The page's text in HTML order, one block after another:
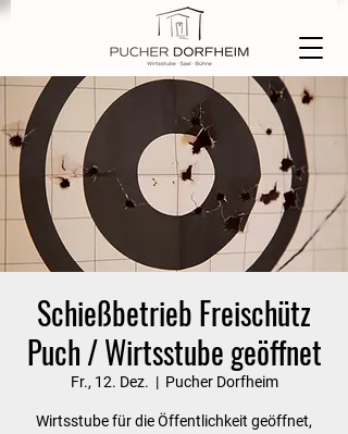
Schießbetrieb Freischütz
Puch / Wirtsstube geöffnet
Fr., 12. Dez.
  |
Pucher Dorfheim
Wirtsstube für die Öffentlichkeit geöffnet,